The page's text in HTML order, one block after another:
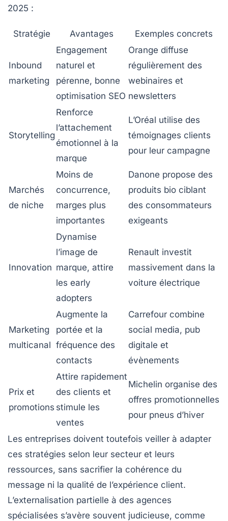
2025 :
Stratégie Avantages Exemples concrets
Inbound
marketing
Engagement
naturel et
pérenne, bonne
optimisation SEO
Orange diffuse
régulièrement des
webinaires et
newsletters
Storytelling
Renforce
l’attachement
émotionnel à la
marque
L’Oréal utilise des
témoignages clients
pour leur campagne
Marchés
de niche
Moins de
concurrence,
marges plus
importantes
Danone propose des
produits bio ciblant
des consommateurs
exigeants
Innovation
Dynamise
l’image de
marque, attire
les early
adopters
Renault investit
massivement dans la
voiture électrique
Marketing
multicanal
Augmente la
portée et la
fréquence des
contacts
Carrefour combine
social media, pub
digitale et
évènements
Prix et
promotions
Attire rapidement
des clients et
stimule les
ventes
Michelin organise des
offres promotionnelles
pour pneus d’hiver
Les entreprises doivent toutefois veiller à adapter
ces stratégies selon leur secteur et leurs
ressources, sans sacrifier la cohérence du
message ni la qualité de l’expérience client.
L’externalisation partielle à des agences
spécialisées s’avère souvent judicieuse, comme